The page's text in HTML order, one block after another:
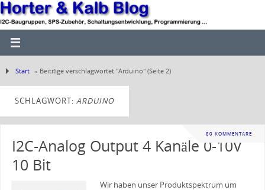
Start » Beiträge verschlagwortet "Arduino" (Seite 2)
SCHLAGWORT: ARDUINO
80 KOMMENTARE
I2C-Analog Output 4 Kanäle 0-10V
10 Bit
Wir haben unser Produktspektrum um